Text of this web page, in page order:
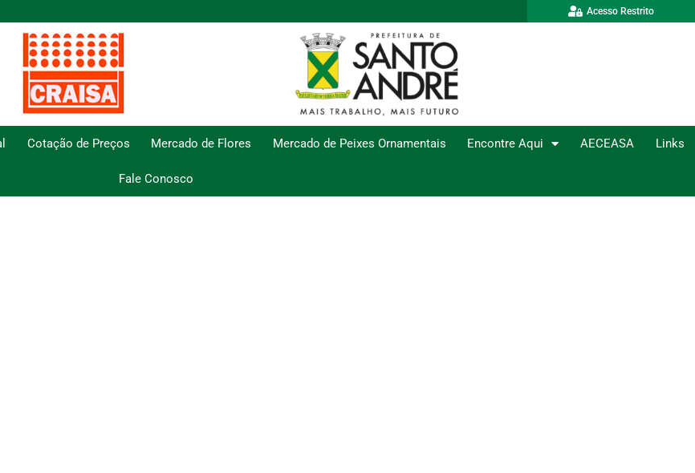
Acesso Restrito
Cotação de Preços Mercado de Flores Mercado de Peixes Ornamentais Encontre Aqui AECEASA Links
Fale Conosco